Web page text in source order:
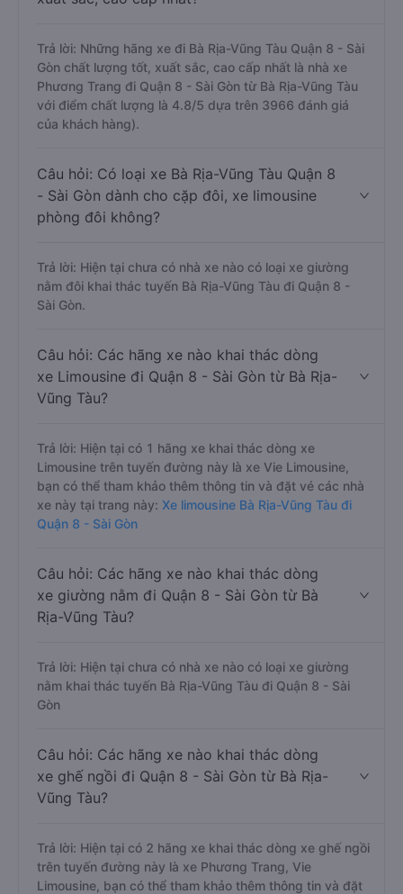
Trả lời: Những hãng xe đi Bà Rịa-Vũng Tàu Quận 8 - Sài
Gòn chất lượng tốt, xuất sắc, cao cấp nhất là nhà xe
Phương Trang đi Quận 8 - Sài Gòn từ Bà Rịa-Vũng Tàu
với điểm chất lượng là 4.8/5 dựa trên 3966 đánh giá
của khách hàng).
Câu hỏi: Có loại xe Bà Rịa-Vũng Tàu Quận 8
- Sài Gòn dành cho cặp đôi, xe limousine
phòng đôi không?
Trả lời: Hiện tại chưa có nhà xe nào có loại xe giường
nằm đôi khai thác tuyến Bà Rịa-Vũng Tàu đi Quận 8 -
Sài Gòn.
Câu hỏi: Các hãng xe nào khai thác dòng
xe Limousine đi Quận 8 - Sài Gòn từ Bà Rịa-
Vũng Tàu?
Trả lời: Hiện tại có 1 hãng xe khai thác dòng xe
Limousine trên tuyến đường này là xe Vie Limousine,
bạn có thể tham khảo thêm thông tin và đặt vé các nhà
xe này tại trang này: Xe limousine Bà Rịa-Vũng Tàu đi
Quận 8 - Sài Gòn
Câu hỏi: Các hãng xe nào khai thác dòng
xe giường nằm đi Quận 8 - Sài Gòn từ Bà
Rịa-Vũng Tàu?
Trả lời: Hiện tại chưa có nhà xe nào có loại xe giường
nằm khai thác tuyến Bà Rịa-Vũng Tàu đi Quận 8 - Sài
Gòn
Câu hỏi: Các hãng xe nào khai thác dòng
xe ghế ngồi đi Quận 8 - Sài Gòn từ Bà Rịa-
Vũng Tàu?
Trả lời: Hiện tại có 2 hãng xe khai thác dòng xe ghế ngồi
trên tuyến đường này là xe Phương Trang, Vie
Limousine, bạn có thể tham khảo thêm thông tin và đặt